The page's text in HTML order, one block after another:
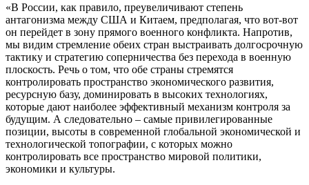
«В России, как правило, преувеличивают степень
антагонизма между США и Китаем, предполагая, что вот-вот
он перейдет в зону прямого военного конфликта. Напротив,
мы видим стремление обеих стран выстраивать долгосрочную
тактику и стратегию соперничества без перехода в военную
плоскость. Речь о том, что обе страны стремятся
контролировать пространство экономического развития,
ресурсную базу, доминировать в высоких технологиях,
которые дают наиболее эффективный механизм контроля за
будущим. А следовательно – самые привилегированные
позиции, высоты в современной глобальной экономической и
технологической топографии, с которых можно
контролировать все пространство мировой политики,
экономики и культуры.